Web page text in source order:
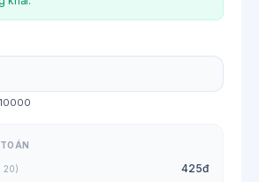
10000
20) 425đ